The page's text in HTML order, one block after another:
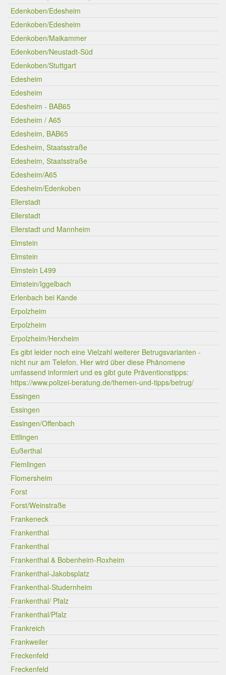
Edenkoben/Edesheim
Edenkoben/Edesheim
Edenkoben/Maikammer
Edenkoben/Neustadt-Süd
Edenkoben/Stuttgart
Edesheim
Edesheim
Edesheim - BAB65
Edesheim / A65
Edesheim, BAB65
Edesheim, Staatsstraße
Edesheim, Staatsstraße
Edesheim/A65
Edesheim/Edenkoben
Ellerstadt
Ellerstadt
Ellerstadt und Mannheim
Elmstein
Elmstein
Elmstein L499
Elmstein/Iggelbach
Erlenbach bei Kande
Erpolzheim
Erpolzheim
Erpolzheim/Herxheim
Es gibt leider noch eine Vielzahl weiterer Betrugsvarianten -
nicht nur am Telefon. Hier wird über diese Phänomene
umfassend informiert und es gibt gute Präventionstipps:
https://www.polizei-beratung.de/themen-und-tipps/betrug/
Essingen
Essingen
Essingen/Offenbach
Ettlingen
Eußerthal
Flemlingen
Flomersheim
Forst
Forst/Weinstraße
Frankeneck
Frankenthal
Frankenthal
Frankenthal & Bobenheim-Roxheim
Frankenthal-Jakobsplatz
Frankenthal-Studernheim
Frankenthal/ Pfalz
Frankenthal/Pfalz
Frankreich
Frankweiler
Freckenfeld
Freckenfeld